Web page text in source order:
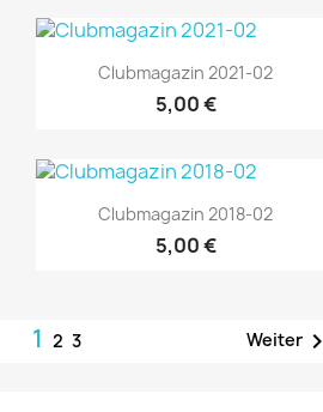
Vorschau
Clubmagazin 2021-02
5,00 €
Vorschau
Clubmagazin 2018-02
5,00 €
123 Weiter